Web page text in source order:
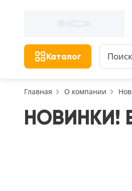
Каталог
Главная О компании
НОВИНКИ! В
Цена, руб.
Назначение
Сбросить фильтр